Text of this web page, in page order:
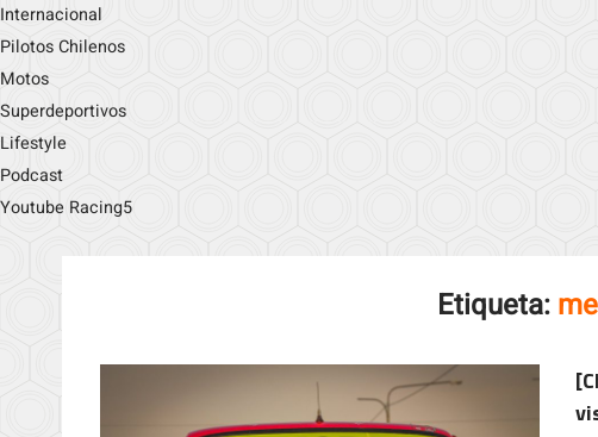
Internacional
Pilotos Chilenos
Motos
Superdeportivos
Lifestyle
Podcast
Youtube Racing5
Etiqueta: